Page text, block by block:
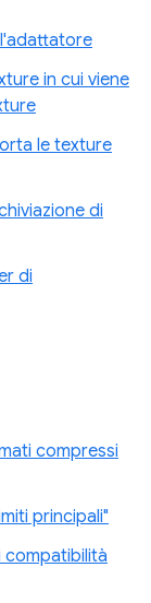
in cui viene
le texture
di
di
compressi
principali"
compatibilità